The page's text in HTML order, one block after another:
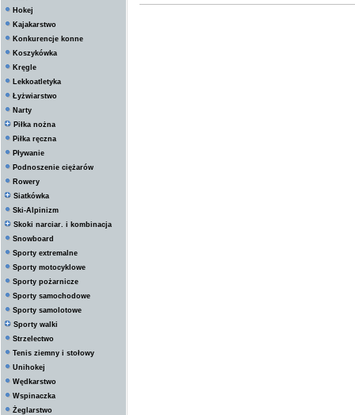
Hokej
Kajakarstwo
Konkurencje konne
Koszykówka
Kręgle
Lekkoatletyka
Łyżwiarstwo
Narty
Piłka nożna
Piłka ręczna
Pływanie
Podnoszenie ciężarów
Rowery
Siatkówka
Ski-Alpinizm
Skoki narciar. i kombinacja
Snowboard
Sporty extremalne
Sporty motocyklowe
Sporty pożarnicze
Sporty samochodowe
Sporty samolotowe
Sporty walki
Strzelectwo
Tenis ziemny i stołowy
Unihokej
Wędkarstwo
Wspinaczka
Żeglarstwo